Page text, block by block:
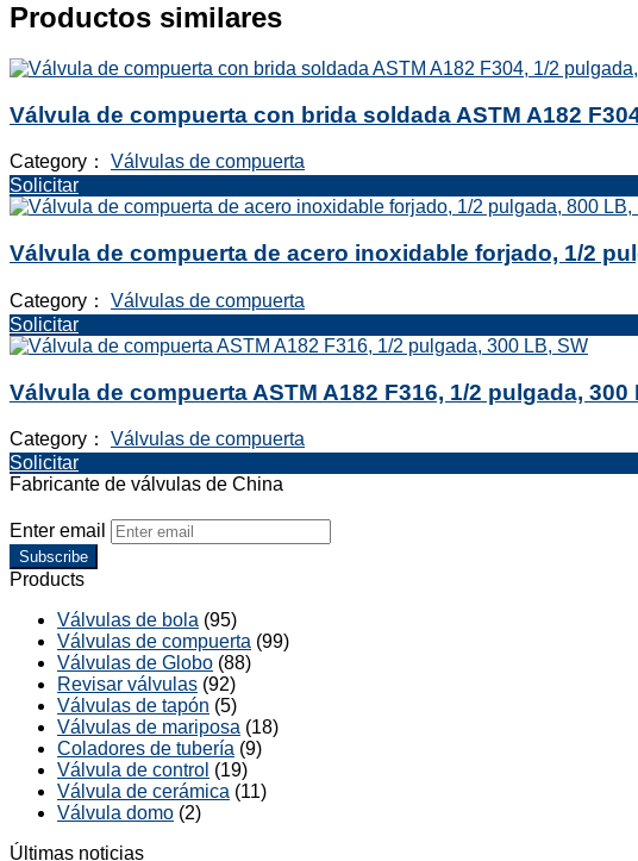
Productos similares
Válvula de compuerta con brida soldada ASTM A182
Category： Válvulas de compuerta
Solicitar
Válvula de compuerta de acero inoxidable forjado, 1/2
Category： Válvulas de compuerta
Solicitar
Válvula de compuerta ASTM A182 F316, 1/2 pulgada, 300
Category： Válvulas de compuerta
Solicitar
Fabricante de válvulas de China
Enter email
Subscribe
Products
Válvulas de bola (95)
Válvulas de compuerta (99)
Válvulas de Globo (88)
Revisar válvulas (92)
Válvulas de tapón (5)
Válvulas de mariposa (18)
Coladores de tubería (9)
Válvula de control (19)
Válvula de cerámica (11)
Válvula domo (2)
Últimas noticias